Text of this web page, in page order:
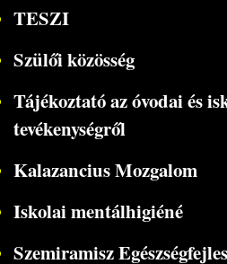
TESZI
Szülői közösség
Tájékoztató az óvodai és
tevékenységről
Kalazancius Mozgalom
Iskolai mentálhigiéné
Szemiramisz